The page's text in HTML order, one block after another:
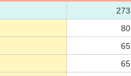
273
80
65
65